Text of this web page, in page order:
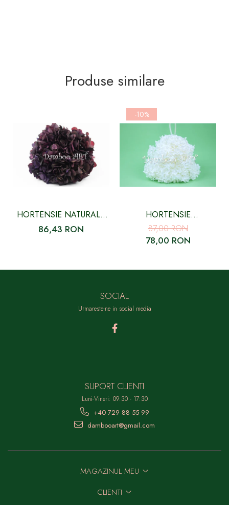
Produse similare
HORTENSIE NATURALA
STABILIZATA, MOV
86,43 RON
-10%
HORTENSIE
CRIOGENATA CU FLORI
MICI ALBA
87,00 RON
78,00 RON
SOCIAL
Urmareste-ne in social media
SUPORT CLIENTI
Luni-Vineri: 09:30 - 17:30
+40 729 88 55 99
dambooart@gmail.com
MAGAZINUL MEU
CLIENTI